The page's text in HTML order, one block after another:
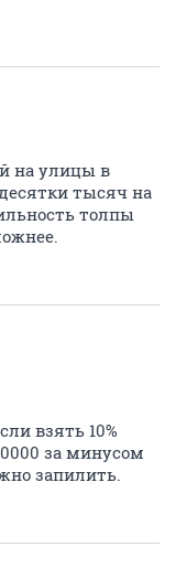
на улицы в
тысяч на
толпы
взять 10%
за минусом
запилить.